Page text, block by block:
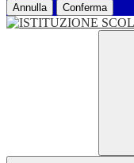
Annulla Conferma